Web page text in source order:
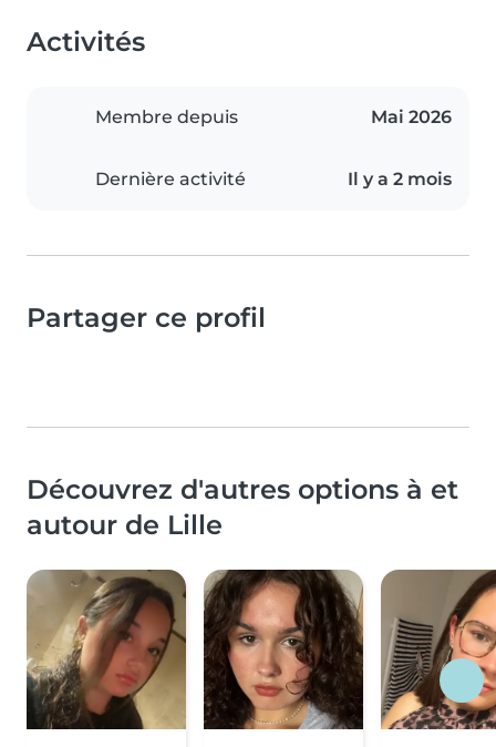
Activités
Membre depuis Mai 2026
Dernière activité Il y a 2 mois
Partager ce profil
Découvrez d'autres options à et
autour de Lille